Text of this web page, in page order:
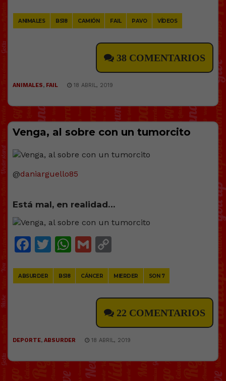
ANIMALES BS18 CAMIÓN FAIL PAVO VÍDEOS
38 COMENTARIOS
ANIMALES, FAIL 18 ABRIL, 2019
Venga, al sobre con un tumorcito
@daniarguello85
Está mal, en realidad…
Facebook
Twitter
WhatsApp
Gmail
ABSURDER BS18 CÁNCER MIERDER SON 7
22 COMENTARIOS
DEPORTE, ABSURDER 18 ABRIL, 2019